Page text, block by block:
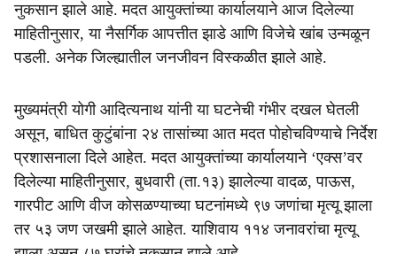
r
e
नुकसान झाले आहे. मदत आयुक्तांच्या कार्यालयाने आज दिलेल्या
माहितीनुसार, या नैसर्गिक आपत्तीत झाडे आणि विजेचे खांब उन्मळून
पडली. अनेक जिल्ह्यातील जनजीवन विस्कळीत झाले आहे.
मुख्यमंत्री योगी आदित्यनाथ यांनी या घटनेची गंभीर दखल घेतली
असून, बाधित कुटुंबांना २४ तासांच्या आत मदत पोहोचविण्याचे निर्देश
प्रशासनाला दिले आहेत. मदत आयुक्तांच्या कार्यालयाने ‘एक्स’वर
दिलेल्या माहितीनुसार, बुधवारी (ता.१३) झालेल्या वादळ, पाऊस,
गारपीट आणि वीज कोसळण्याच्या घटनांमध्ये ९७ जणांचा मृत्यू झाला
तर ५३ जण जखमी झाले आहेत. याशिवाय ११४ जनावरांचा मृत्यू